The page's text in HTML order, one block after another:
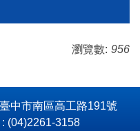
瀏覽數: 956
中市南區高工路191號
(04)2261-3158